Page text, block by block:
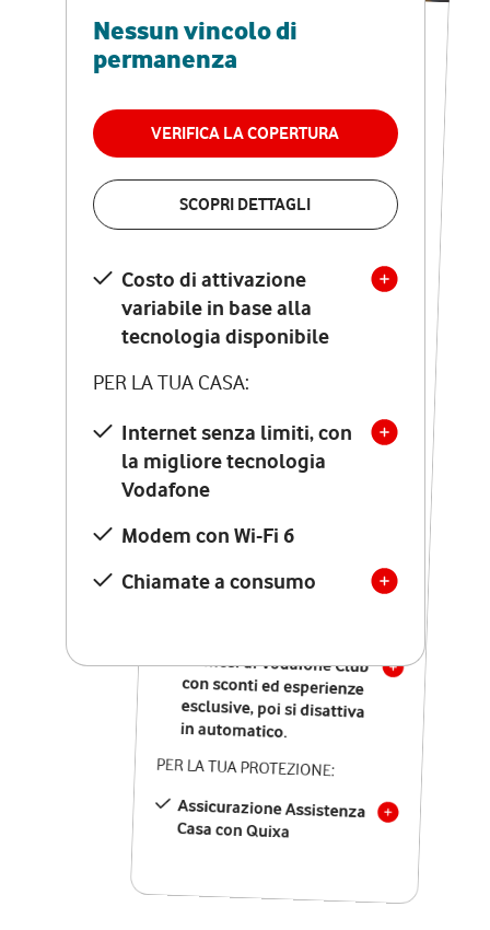
Nessun vincolo di
permanenza
VERIFICA LA COPERTURA
SCOPRI DETTAGLI
Costo di attivazione
variabile in base alla
tecnologia disponibile
PER LA TUA CASA:
Internet senza limiti, con
la migliore tecnologia
Vodafone
Modem con Wi-Fi 6
Chiamate a consumo
RETE FISSA + VODAFONE CLUB
29,95€
permanenza
VERIFICA LA COPERTURA
Costo di attivazione
variabile in base alla
tecnologia disponibile
PER LA TUA CASA:
Internet senza limiti, con
la migliore tecnologia
Vodafone
Modem Seven con Wi-Fi 7
Chiamate illimitate verso
numeri fissi e mobili
nazionali
12 mesi di Vodafone Club
con sconti ed esperienze
esclusive, poi si disattiva
in automatico.
PER LA TUA PROTEZIONE:
Assicurazione Assistenza
Casa con Quixa